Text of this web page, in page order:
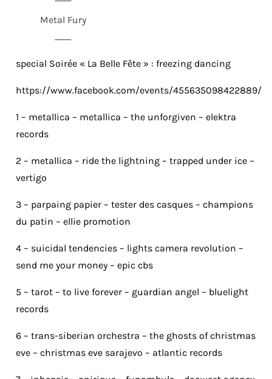
Metal Fury
special Soirée « La Belle Fête » : freezing dancing
https://www.facebook.com/events/455635098422889/
1 – metallica – metallica – the unforgiven – elektra
records
2 – metallica – ride the lightning – trapped under ice –
vertigo
3 – parpaing papier – tester des casques – champions
du patin – ellie promotion
4 – suicidal tendencies – lights camera revolution –
send me your money – epic cbs
5 – tarot – to live forever – guardian angel – bluelight
records
6 – trans-siberian orchestra – the ghosts of christmas
eve – christmas eve sarajevo – atlantic records